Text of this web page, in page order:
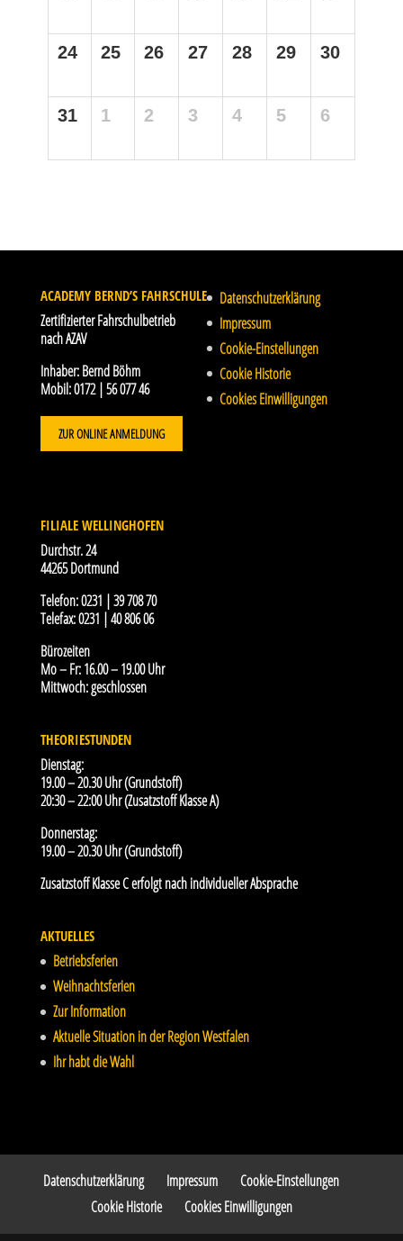
24 25 26 27 28 29 30
31 1 2 3 4 5 6
ACADEMY BERND’S FAHRSCHULE
Zertifizierter Fahrschulbetrieb
nach AZAV
Inhaber:Bernd Böhm
Mobil:0172 | 56 077 46
ZUR ONLINE ANMELDUNG
Datenschutzerklärung
Impressum
Cookie-Einstellungen
Cookie Historie
Cookies Einwilligungen
FILIALE WELLINGHOFEN
Durchstr. 24
44265 Dortmund
Telefon:0231 | 39 708 70
Telefax:0231 | 40 806 06
Bürozeiten
Mo – Fr: 16.00 – 19.00 Uhr
Mittwoch: geschlossen
THEORIESTUNDEN
Dienstag:
19.00 – 20.30 Uhr (Grundstoff)
20:30 – 22:00 Uhr (Zusatzstoff Klasse A)
Donnerstag:
19.00 – 20.30 Uhr (Grundstoff)
Zusatzstoff Klasse C erfolgt nach individueller Absprache
AKTUELLES
Betriebsferien
Weihnachtsferien
Zur Information
Aktuelle Situation in der Region Westfalen
Ihr habt die Wahl
Datenschutzerklärung Impressum
Cookie-Einstellungen
Cookie Historie
Cookies Einwilligungen